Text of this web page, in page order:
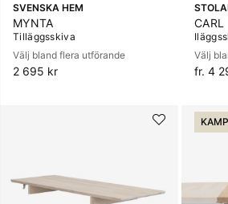
SVENSKA HEM
MYNTA
Tilläggsskiva
Välj bland flera utförande
2 695 kr
CARL
Välj
fr. 4